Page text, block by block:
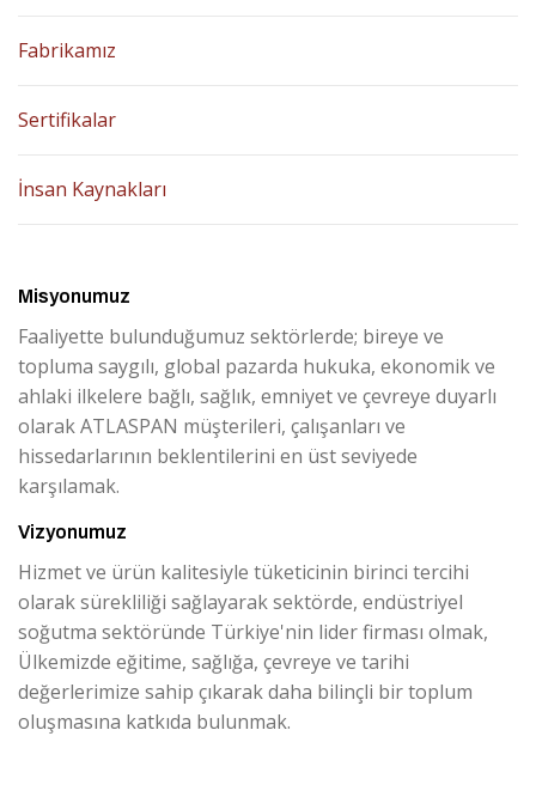
Fabrikamız
Sertifikalar
İnsan Kaynakları
Misyonumuz
Faaliyette bulunduğumuz sektörlerde; bireye ve
topluma saygılı, global pazarda hukuka, ekonomik ve
ahlaki ilkelere bağlı, sağlık, emniyet ve çevreye duyarlı
olarak ATLASPAN müşterileri, çalışanları ve
hissedarlarının beklentilerini en üst seviyede
karşılamak.
Vizyonumuz
Hizmet ve ürün kalitesiyle tüketicinin birinci tercihi
olarak sürekliliği sağlayarak sektörde, endüstriyel
soğutma sektöründe Türkiye'nin lider firması olmak,
Ülkemizde eğitime, sağlığa, çevreye ve tarihi
değerlerimize sahip çıkarak daha bilinçli bir toplum
oluşmasına katkıda bulunmak.